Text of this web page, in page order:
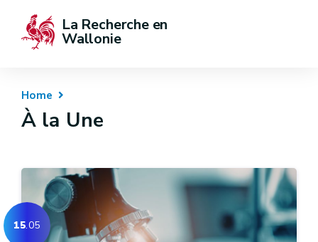
La Recherche en
Wallonie
Home
À la Une
15.05